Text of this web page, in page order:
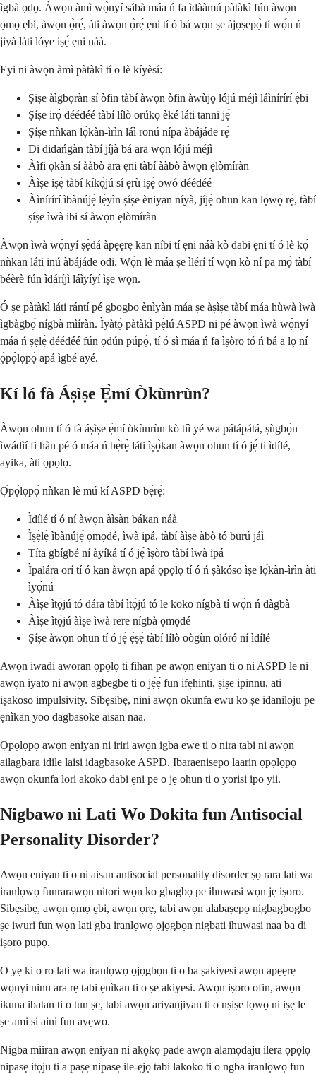
ìgbà ọdọ. Àwọn àmì wọ̀nyí sábà máa ń fa ìdààmú pàtàkì fún àwọn
ọmọ ẹbí, àwọn ọ̀rẹ́, àti àwọn ọ̀rẹ́ ẹni tí ó bá wọn ṣe àjọṣepọ̀ tí wọ́n ń
jìyà láti lóye iṣẹ́ ẹni náà.
Eyi ni àwọn àmì pàtàkì tí o lè kíyèsí:
Ṣiṣe àìgbọràn sí òfin tàbí àwọn òfin àwùjọ lójú méjì láìnírírí ẹ̀bi
Ṣíṣe irọ̀ déédéé tàbí lílò orúkọ èké láti tanni jẹ́
Ṣíṣe nǹkan lọ́kàn-ìrìn láì ronú nípa àbájáde rẹ̀
Di didańgàn tàbí jíjà bá ara wọn lójú méjì
Àìfi ọkàn sí ààbò ara ẹni tàbí ààbò àwọn ẹlòmíràn
Àìṣe iṣẹ́ tàbí kíkọ́jú sí ẹrù iṣẹ́ owó déédéé
Àìnírírí ìbànújẹ́ lẹ́yìn ṣíṣe èniyan níyà, jíjẹ́ ohun kan lọ́wọ́ rẹ̀, tàbí
ṣíṣe ìwà ibi sí àwọn ẹlòmíràn
Àwọn ìwà wọ̀nyí ṣẹ̀dá àpẹẹrẹ kan níbi tí ẹni náà kò dabi ẹni tí ó lè kọ́
nǹkan láti inú àbájáde odi. Wọ́n lè máa ṣe ìlérí tí wọn kò ní pa mọ́ tàbí
béèrè fún ìdáríjì láìyíyí ìṣe wọn.
Ó ṣe pàtàkì láti rántí pé gbogbo ènìyàn máa ṣe àṣìṣe tàbí máa hùwà ìwà
ìgbàgbọ́ nígbà mìíràn. Ìyàtọ̀ pàtàkì pẹ̀lú ASPD ni pé àwọn ìwà wọ̀nyí
máa ń ṣẹlẹ̀ déédéé fún ọdún púpọ̀, tí ó sì máa ń fa ìṣòro tó ń bá a lọ ní
ọ̀pọ̀lọpọ̀ apá ìgbé ayé.
Kí ló fà Áṣìṣe Ẹ̀mí Òkùnrùn?
Àwọn ohun tí ó fà áṣìṣe ẹ̀mí òkùnrùn kò tíì yé wa pátápátá, ṣùgbọ́n
ìwádìí fi hàn pé ó máa ń bẹ̀rẹ̀ láti ìṣọ̀kan àwọn ohun tí ó jẹ́ ti ìdílé,
ayika, àti ọpọlọ.
Ọ̀pọ̀lọpọ̀ nǹkan lè mú kí ASPD bẹ̀rẹ̀:
Ìdílé tí ó ní àwọn àìsàn bákan náà
Ìṣẹ̀lẹ̀ ìbànújẹ́ ọmọdé, ìwà ipá, tàbí àìṣe àbò tó burú jáì
Títa gbígbé ní àyíká tí ó jẹ́ ìṣòro tàbí ìwà ipá
Ìpalára orí tí ó kan àwọn apá ọpọlọ tí ó ń ṣàkóso ìṣe lọ́kàn-ìrìn àti
ìyọ́nú
Àìṣe ìtọ́jú tó dára tàbí ìtọ́jú tó le koko nígbà tí wọ́n ń dàgbà
Àìṣe ìtọ́jú àìṣe ìwà rere nígbà ọmọdé
Ṣíṣe àwọn ohun tí ó jẹ́ ẹ̀ṣẹ̀ tàbí lílò oògùn olóró ní ìdílé
Awọn iwadi aworan ọpọlọ ti fihan pe awọn eniyan ti o ni ASPD le ni
awọn iyato ni awọn agbegbe ti o jẹ́ẹ́ fun ifẹhinti, ṣiṣe ipinnu, ati
iṣakoso impulsivity. Sibẹsibẹ, nini awọn okunfa ewu ko ṣe idaniloju pe
ẹnìkan yoo dagbasoke aisan naa.
Ọpọlọpọ awọn eniyan ni iriri awọn igba ewe ti o nira tabi ni awọn
ailagbara idile laisi idagbasoke ASPD. Ibaraenisepo laarin ọpọlọpọ
awọn okunfa lori akoko dabi ẹni pe o jẹ ohun ti o yorisi ipo yii.
Nigbawo ni Lati Wo Dokita fun Antisocial
Personality Disorder?
Awọn eniyan ti o ni aisan antisocial personality disorder ṣọ rara lati wa
iranlọwọ funrarawọn nitori wọn ko gbagbọ pe ihuwasi wọn jẹ iṣoro.
Sibẹsibẹ, awọn ọmọ ẹbi, awọn ọrẹ, tabi awọn alabaṣepọ nigbagbogbo
ṣe iwuri fun wọn lati gba iranlọwọ ọjọgbọn nigbati ihuwasi naa ba di
iṣoro pupọ.
O yẹ ki o ro lati wa iranlọwọ ọjọgbọn ti o ba ṣakiyesi awọn apẹẹrẹ
wọnyi ninu ara rẹ tabi ẹnìkan ti o ṣe akiyesi. Awọn iṣoro ofin, awọn
ikuna ibatan ti o tun ṣe, tabi awọn ariyanjiyan ti o nṣiṣe lọwọ ni iṣẹ le
ṣe ami si aini fun ayẹwo.
Nigba miiran awọn eniyan ni akọkọ pade awọn alamọdaju ilera ọpọlọ
nipasẹ itọju ti a paṣẹ nipasẹ ile-ẹjọ tabi lakoko ti o ngba iranlọwọ fun